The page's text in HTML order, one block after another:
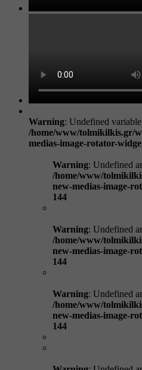
Warning: Undefined
/home/www/tolmikilkis.gr/
medias-image-rotator-
Warning: Undefined
/home/www/
new-medias-image-
144
Warning: Undefined
/home/www/
new-medias-image-
144
Warning: Undefined
/home/www/
new-medias-image-
144